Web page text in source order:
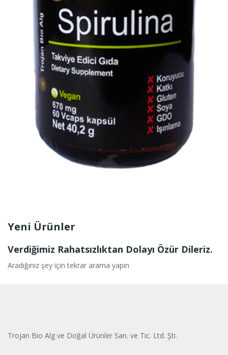
Yeni Ürünler
Verdiğimiz Rahatsızlıktan Dolayı Özür Dileriz.
Aradığınız şey için tekrar arama yapın
Trojan Bio Alg ve Doğal Ürünler San. ve Tic. Ltd. Şti.